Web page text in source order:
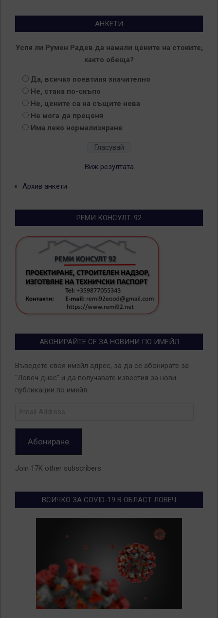
АНКЕТИ
Успя ли Румен Радев да намали цените на стоките,
както обеща?
Да, всичко поевтиня значително
Не, стана по-скъпо
Не, цените са на същите нева
Не мога да преценя
Има леко нормализиране
Виж резултата
Архив анкети
РЕМИ КОНСУЛТ-92
АБОНИРАЙТЕ СЕ ЗА НОВИНИ ПО ИМЕЙЛ
Въведете своя имейл адрес, за да се абонирате за
"Ловеч днес" и да получавате известия за нови
публикации по имейл.
Абониране
Join 17K other subscribers
ВСИЧКО ЗА COVID-19 В ОБЛАСТ ЛОВЕЧ